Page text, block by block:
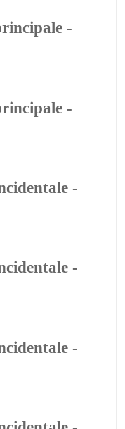
-
-
-
-
-